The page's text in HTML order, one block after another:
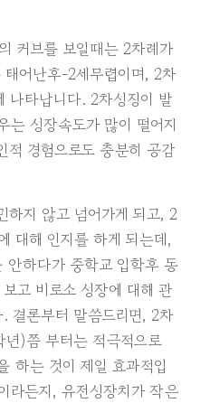
커브를 보일때는 2차례가
어난후-2세무렵이며, 2차
나타납니다. 2차성징이 발
는 성장속도가 많이 떨어지
경험으로도 충분히 공감
하지 않고 넘어가게 되고, 2
대해 인지를 하게 되는데,
안하다가 중학교 입학후 동
고 비로소 성장에 대해 관
결론부터 말씀드리면, 2차
)쯤 부터는 적극적으로
하는 것이 제일 효과적입
라든지, 유전성장치가 작은